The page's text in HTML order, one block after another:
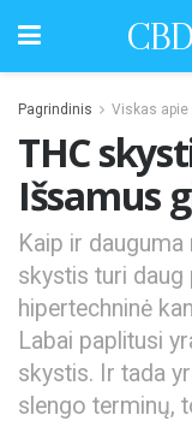
Pagrindinis Viskas apie
THC
Išsamus
Kaip ir
skystis turi daug
hipertechninė
Labai paplitusi
skystis. Ir tada
slengo terminų,